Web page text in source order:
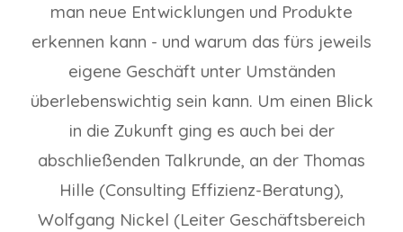
man neue Entwicklungen und Produkte
erkennen kann - und warum das fürs jeweils
eigene Geschäft unter Umständen
überlebenswichtig sein kann. Um einen Blick
in die Zukunft ging es auch bei der
abschließenden Talkrunde, an der Thomas
Hille (Consulting Effizienz-Beratung),
Wolfgang Nickel (Leiter Geschäftsbereich